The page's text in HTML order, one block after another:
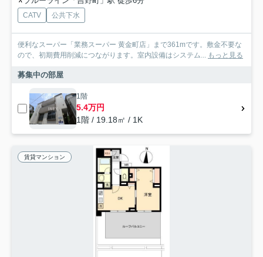
CATV 公共下水
便利なスーパー「業務スーパー 黄金町店」まで361mです。敷金不要な
ので、初期費用削減につながります。室内設備はシステム... もっと見る
募集中の部屋
1階
5.4万円
1階 / 19.18㎡ / 1K
賃貸マンション